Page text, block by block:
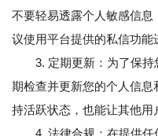
不要轻易透露个人敏感信
议使用平台提供的私信功能
3. 定期更新：为了保持
期检查并更新您的个人信
持活跃状态，也能让其他用
4. 法律合规：在提供任